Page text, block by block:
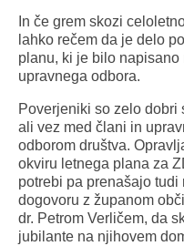
In če grem skozi
lahko rečem da je delo
planu, ki je bilo
upravnega odbora.
Poverjeniki so zelo dobri
ali vez med člani in
odborom društva.
okviru letnega plana za
potrebi pa prenašajo
dogovoru z županom
dr. Petrom Verličem, da
jubilante na njihovem